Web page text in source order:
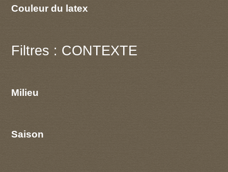
Couleur du latex
Filtres : CONTEXTE
Milieu
Saison